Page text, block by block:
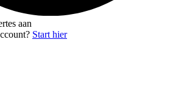
aan
Start hier